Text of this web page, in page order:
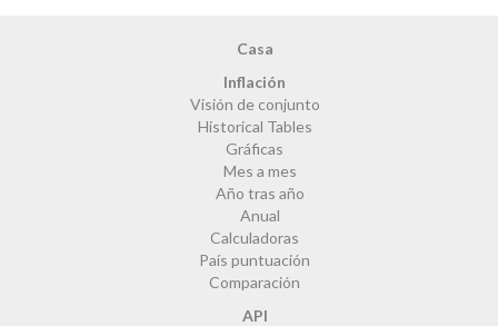
Casa
Inflación
Visión de conjunto
Historical Tables
Gráficas
Mes a mes
Año tras año
Anual
Calculadoras
País puntuación
Comparación
API